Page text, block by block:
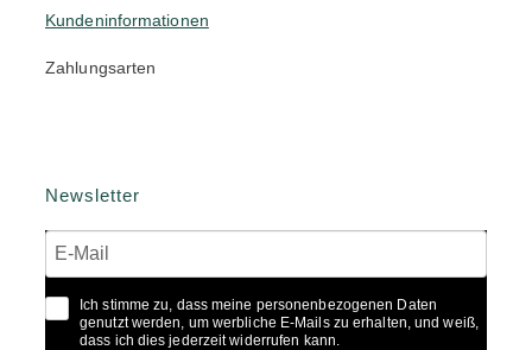
Kundeninformationen
Zahlungsarten
Newsletter
Ich stimme zu, dass meine personenbezogenen Daten
genutzt werden, um werbliche E-Mails zu erhalten, und weiß,
dass ich dies jederzeit widerrufen kann.